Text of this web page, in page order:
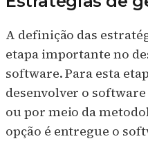
A definição das
etapa importante no
software. Para esta
desenvolver o
ou por meio da
opção é entregue o